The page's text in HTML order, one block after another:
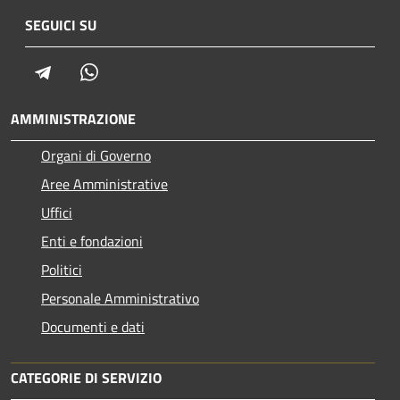
SEGUICI SU
Telegram
AMMINISTRAZIONE
Organi di Governo
Aree Amministrative
Uffici
Enti e fondazioni
Politici
Personale Amministrativo
Documenti e dati
CATEGORIE DI SERVIZIO